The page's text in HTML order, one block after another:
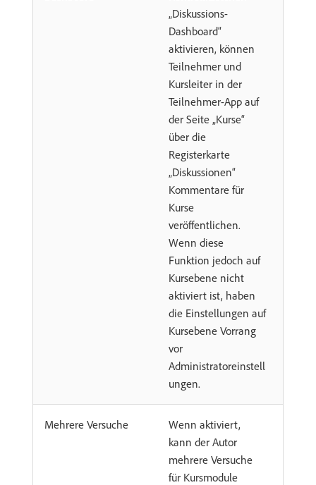
„Diskussions-
Dashboard“
aktivieren, können
Teilnehmer und
Kursleiter in der
Teilnehmer-App auf
der Seite „Kurse“
über die
Registerkarte
„Diskussionen“
Kommentare für
Kurse
veröffentlichen.
Wenn diese
Funktion jedoch auf
Kursebene nicht
aktiviert ist, haben
die Einstellungen auf
Kursebene Vorrang
vor
Administratoreinstell
ungen.
Mehrere Versuche
Wenn aktiviert,
kann der Autor
mehrere Versuche
für Kursmodule